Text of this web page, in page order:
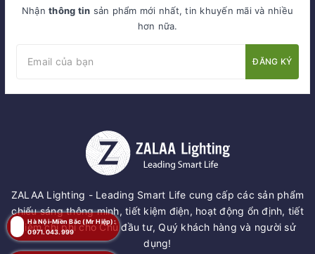
Nhậnthông tin sản phẩm mới nhất, tin khuyến mãi và nhiều
hơn nữa.
ĐĂNG KÝ
ZALAA Lighting - Leading Smart Life cung cấp các sản phẩm
chiếu sáng thông minh, tiết kiệm điện, hoạt động ổn định, tiết
kiệm chi phí cho Chủ đầu tư, Quý khách hàng và người sử
dụng!
Hà Nội-Miền Bắc (Mr Hiệp):
0971.043.999